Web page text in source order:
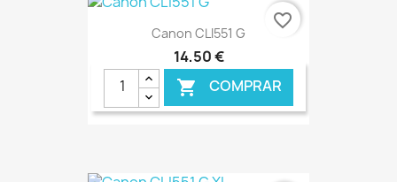
€ ONLINE
Canon CLI551 G
14,50 €
 COMPRAR
favorite_border